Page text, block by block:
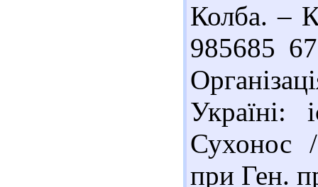
Колба. –
985685
Україні:
Сухонос
при Ген.